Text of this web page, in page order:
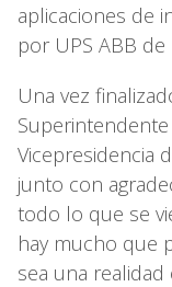
aplicaciones de
por UPS ABB de
Una vez
Vicepresidencia
junto con
todo lo que se
hay mucho que
sea una